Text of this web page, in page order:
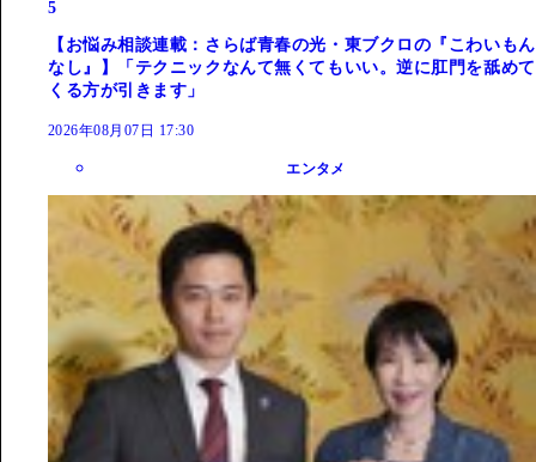
5
【お悩み相談連載：さらば青春の光・東ブクロの『こわいもん
なし』】「テクニックなんて無くてもいい。逆に肛門を舐めて
くる方が引きます」
2026年08月07日 17:30
エンタメ